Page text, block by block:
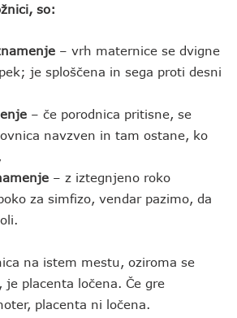
so:
– vrh maternice se dvigne
je sploščena in sega proti desni
– če porodnica pritisne, se
navzven in tam ostane, ko
– z iztegnjeno roko
za simfizo, vendar pazimo, da
na istem mestu, oziroma se
je placenta ločena. Če gre
placenta ni ločena.